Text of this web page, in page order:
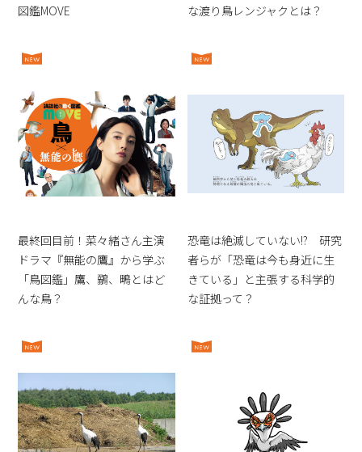
図鑑MOVE
な渡り鳥レンジャクとは？
最終回目前！菜々緒さん主演
ドラマ『無能の鷹』から学ぶ
「鳥図鑑」鷹、鶸、鴫とはど
んな鳥？
恐竜は絶滅していない!? 研究
者らが「恐竜は今も身近に生
きている」と主張する科学的
な証拠って？